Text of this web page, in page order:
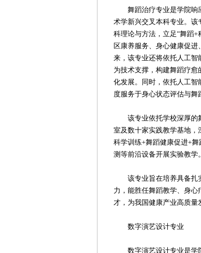
舞蹈治疗专业是学院响应
术学新兴交叉本科专业。
科理论与方法，立足“舞蹈
区康养服务、身心健康促
来，该专业还将依托人工
为技术支撑，构建舞蹈疗
化发展。同时，依托人工
度服务于身心状态评估与舞
该专业依托学校深厚的舞
室及数十家实践教学基地，
科学训练+舞蹈健康促进+
测等前沿设备开展实验教学。
该专业旨在培养具备扎实
力，能胜任舞蹈教学、身
才，为我国健康产业高质量
数字演艺设计专业
数字演艺设计专业是学院